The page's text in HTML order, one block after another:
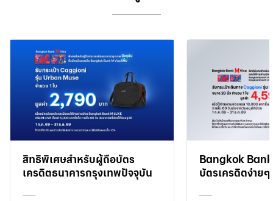
สิทธิพิเศษสำหรับผู้ถือบัตร
เครดิตธนาคารกรุงเทพปัจจุบัน
Bangkok
บัตรเครดิตง่าย